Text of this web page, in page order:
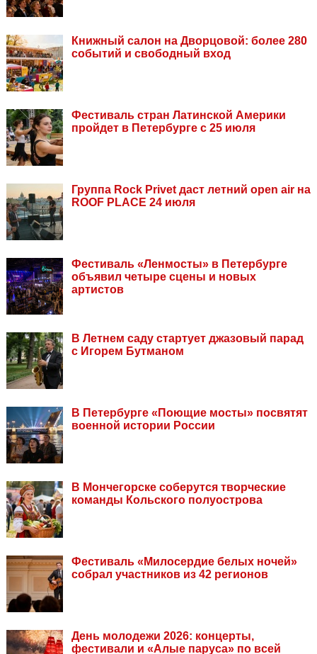
Книжный салон на Дворцовой: более 280
событий и свободный вход
Фестиваль стран Латинской Америки
пройдет в Петербурге с 25 июля
Группа Rock Privet даст летний open air на
ROOF PLACE 24 июля
Фестиваль «Ленмосты» в Петербурге
объявил четыре сцены и новых
артистов
В Летнем саду стартует джазовый парад
с Игорем Бутманом
В Петербурге «Поющие мосты» посвятят
военной истории России
В Мончегорске соберутся творческие
команды Кольского полуострова
Фестиваль «Милосердие белых ночей»
собрал участников из 42 регионов
День молодежи 2026: концерты,
фестивали и «Алые паруса» по всей